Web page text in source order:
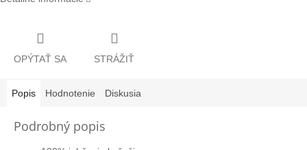
OPÝTAŤ SA STRÁŽIŤ
Popis Hodnotenie Diskusia
Podrobný popis